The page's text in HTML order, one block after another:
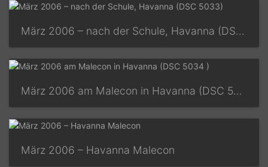
März 2006 – nach der Schule, Havanna (DSC 5033)
März 2006 am Malecon in Havanna (DSC 5034 )
März 2006 – Havanna Malecon